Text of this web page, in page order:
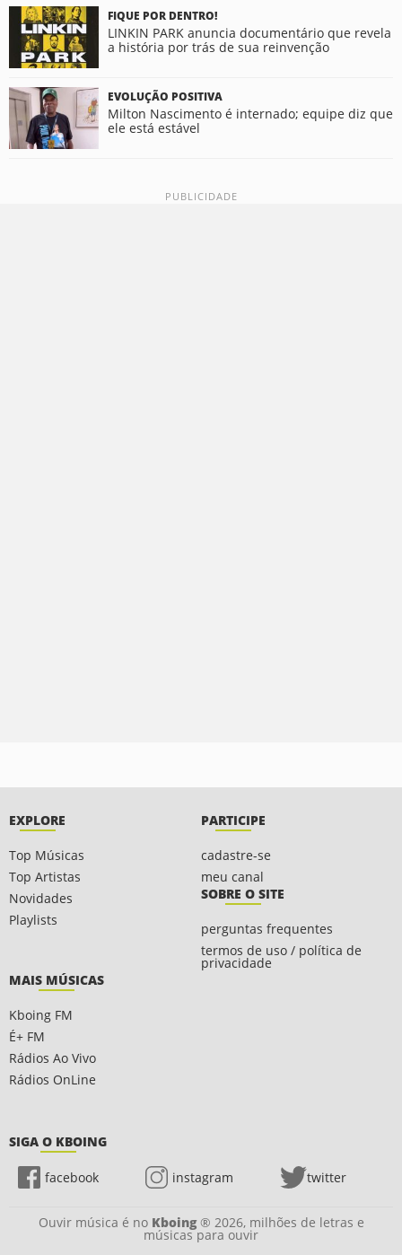
FIQUE POR DENTRO!
LINKIN PARK anuncia documentário que revela
a história por trás de sua reinvenção
EVOLUÇÃO POSITIVA
Milton Nascimento é internado; equipe diz que
ele está estável
EXPLORE
Top Músicas
Top Artistas
Novidades
Playlists
PARTICIPE
cadastre-se
meu canal
SOBRE O SITE
perguntas frequentes
termos de uso / política de
privacidade
MAIS MÚSICAS
Kboing FM
É+ FM
Rádios Ao Vivo
Rádios OnLine
SIGA O KBOING
facebook instagram twitter
Ouvir música é no Kboing® 2026, milhões de letras e
músicas para ouvir